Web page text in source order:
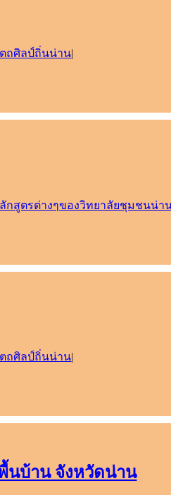
ถศิลป์ถิ่นน่าน|
กสูตรต่างๆของวิทยาลัยชุมชนน่า
ถศิลป์ถิ่นน่าน|
บ้าน จังหวัดน่าน